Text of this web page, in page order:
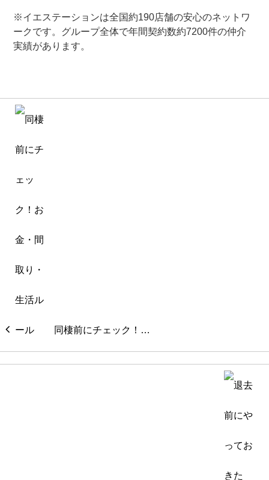
※イエステーションは全国約190店舗の安心のネットワ
ークです。グループ全体で年間契約数約7200件の仲介
実績があります。
同棲前にチェック！…